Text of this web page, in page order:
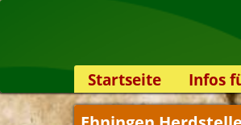
Startseite
Infos